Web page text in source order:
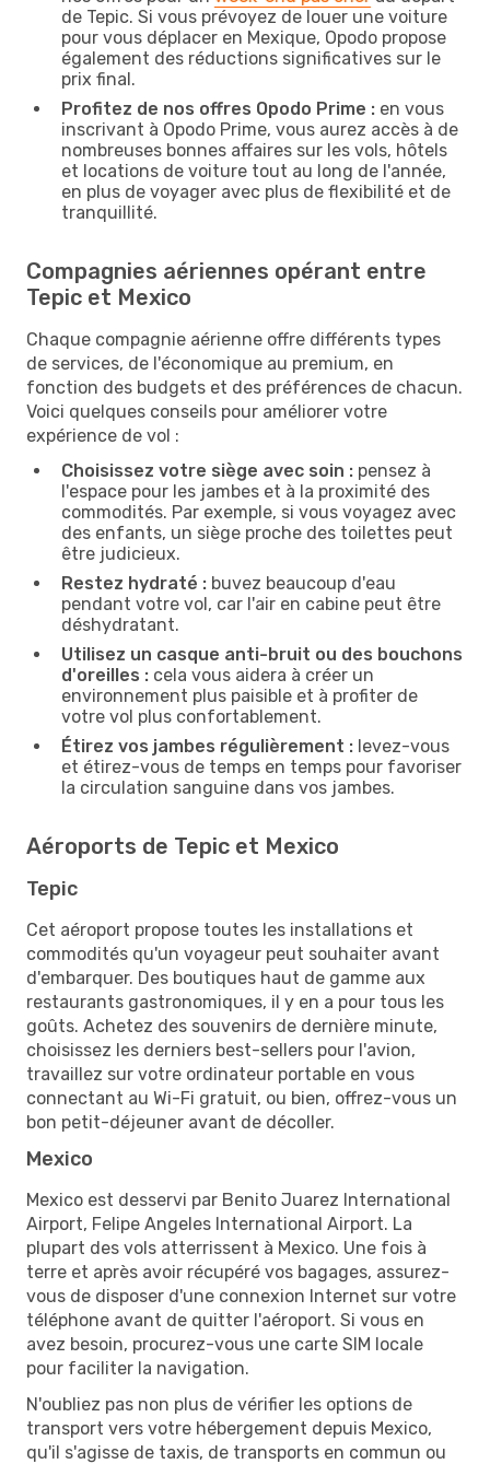
de Tepic. Si vous prévoyez de louer une voiture
pour vous déplacer en Mexique, Opodo propose
également des réductions significatives sur le
prix final.
Profitez de nos offres Opodo Prime : en vous
inscrivant à Opodo Prime, vous aurez accès à de
nombreuses bonnes affaires sur les vols, hôtels
et locations de voiture tout au long de l'année,
en plus de voyager avec plus de flexibilité et de
tranquillité.
Compagnies aériennes opérant entre
Tepic et Mexico
Chaque compagnie aérienne offre différents types
de services, de l'économique au premium, en
fonction des budgets et des préférences de chacun.
Voici quelques conseils pour améliorer votre
expérience de vol :
Choisissez votre siège avec soin : pensez à
l'espace pour les jambes et à la proximité des
commodités. Par exemple, si vous voyagez avec
des enfants, un siège proche des toilettes peut
être judicieux.
Restez hydraté : buvez beaucoup d'eau
pendant votre vol, car l'air en cabine peut être
déshydratant.
Utilisez un casque anti-bruit ou des bouchons
d'oreilles : cela vous aidera à créer un
environnement plus paisible et à profiter de
votre vol plus confortablement.
Étirez vos jambes régulièrement : levez-vous
et étirez-vous de temps en temps pour favoriser
la circulation sanguine dans vos jambes.
Aéroports de Tepic et Mexico
Tepic
Cet aéroport propose toutes les installations et
commodités qu'un voyageur peut souhaiter avant
d'embarquer. Des boutiques haut de gamme aux
restaurants gastronomiques, il y en a pour tous les
goûts. Achetez des souvenirs de dernière minute,
choisissez les derniers best-sellers pour l'avion,
travaillez sur votre ordinateur portable en vous
connectant au Wi-Fi gratuit, ou bien, offrez-vous un
bon petit-déjeuner avant de décoller.
Mexico
Mexico est desservi par Benito Juarez International
Airport, Felipe Angeles International Airport. La
plupart des vols atterrissent à Mexico. Une fois à
terre et après avoir récupéré vos bagages, assurez-
vous de disposer d'une connexion Internet sur votre
téléphone avant de quitter l'aéroport. Si vous en
avez besoin, procurez-vous une carte SIM locale
pour faciliter la navigation.
N'oubliez pas non plus de vérifier les options de
transport vers votre hébergement depuis Mexico,
qu'il s'agisse de taxis, de transports en commun ou